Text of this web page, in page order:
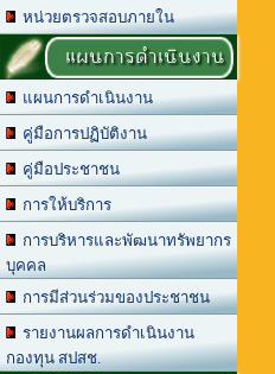
หน่วยตรวจสอบภายใน
แผนการดำเนินงาน
แผนการดำเนินงาน
คู่มือการปฏิบัติงาน
คู่มือประชาชน
การให้บริการ
การบริหารและพัฒนาทรัพยากร
บุคคล
การมีส่วนร่วมของประชาชน
รายงานผลการดำเนินงาน
กองทุน สปสช.